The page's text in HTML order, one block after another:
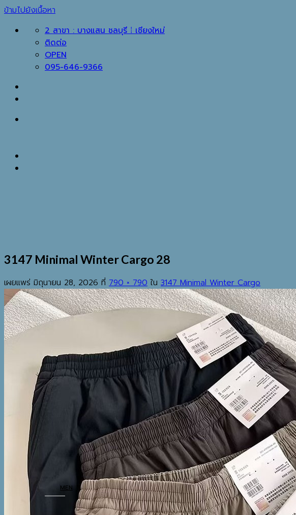
ข้ามไปยังเนื้อหา
2 สาขา : บางแสน ชลบุรี ⁞ เชียงใหม่
ติดต่อ
OPEN
095-646-9366
EST.2013
เมนู
HOME
SHOP
MEN
COATS
3147 Minimal Winter Cargo 28
เผยแพร่ มิถุนายน 28, 2026 ที่ 790 × 790 ใน 3147 Minimal Winter Cargo